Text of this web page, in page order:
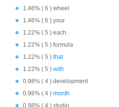
1.46% ( 6 ) wheel
1.46% ( 6 ) your
1.22% ( 5 ) each
1.22% ( 5 ) formula
1.22% ( 5 ) that
1.22% ( 5 ) with
0.98% ( 4 ) development
0.98% ( 4 ) month
0.98% ( 4 ) studio